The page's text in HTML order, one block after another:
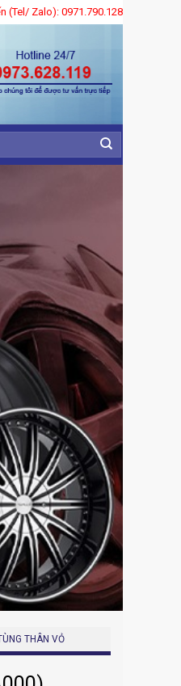
(Tel/ Zalo): 0971.790.128
THÂN VỎ